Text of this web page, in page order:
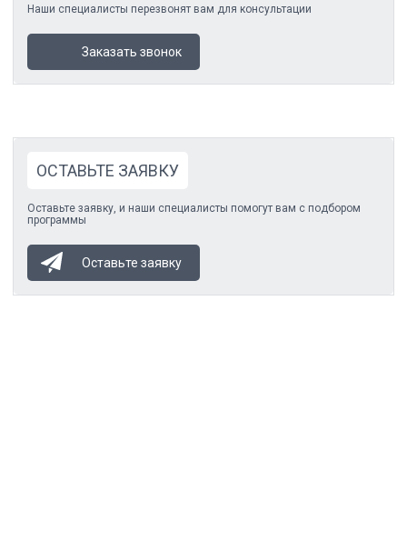
Наши специалисты перезвонят вам для консультации
Заказать звонок
ОСТАВЬТЕ ЗАЯВКУ
Оставьте заявку, и наши специалисты помогут вам с подбором
программы
Оставьте заявку